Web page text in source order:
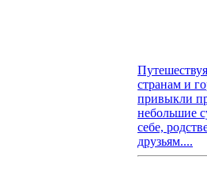
странам и
привыкли
небольшие
себе,
друзьям....